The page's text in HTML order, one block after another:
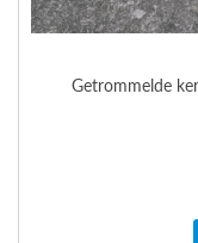
Getrommelde